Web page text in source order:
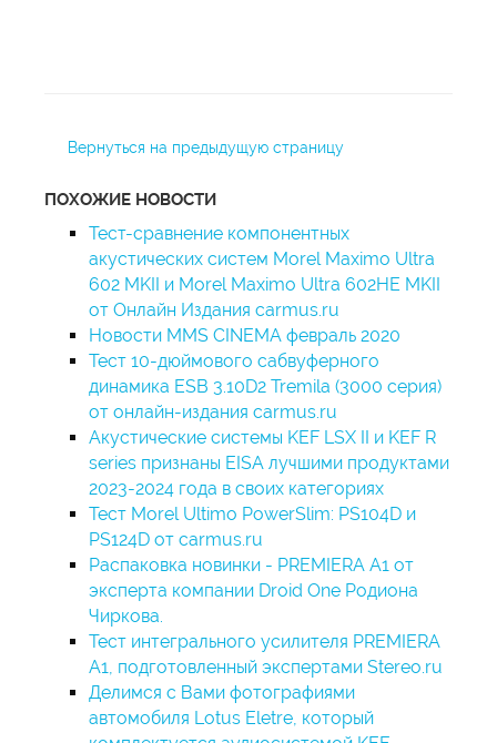
Вернуться на предыдущую страницу
ПОХОЖИЕ НОВОСТИ
Тест-сравнение компонентных
акустических систем Morel Maximo Ultra
602 MKII и Morel Maximo Ultra 602HE MKII
от Онлайн Издания carmus.ru
Новости MMS CINEMA февраль 2020
Тест 10-дюймового сабвуферного
динамика ESB 3.10D2 Tremila (3000 серия)
от онлайн-издания carmus.ru
Акустические системы KEF LSX II и KEF R
series признаны EISA лучшими продуктами
2023-2024 года в своих категориях
Тест Morel Ultimo PowerSlim: PS104D и
PS124D от carmus.ru
Распаковка новинки - PREMIERA A1 от
эксперта компании Droid One Родиона
Чиркова.
Тест интегрального усилителя PREMIERA
A1, подготовленный экспертами Stereo.ru
Делимся с Вами фотографиями
автомобиля Lotus Eletre, который